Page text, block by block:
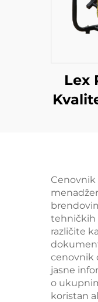
Lex
Cenovnik
tehničkih
različite
cenovnik
jasne
o
koristan